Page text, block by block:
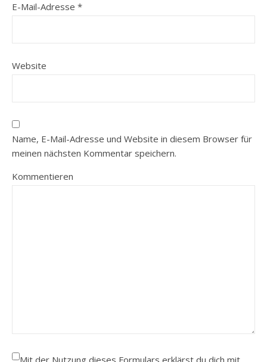
E-Mail-Adresse *
Website
Name, E-Mail-Adresse und Website in diesem Browser für
meinen nächsten Kommentar speichern.
Kommentieren
Mit der Nutzung dieses Formulars erklärst du dich mit